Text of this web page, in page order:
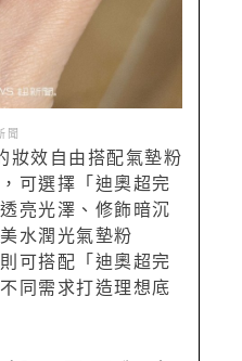
聞
妝效自由搭配氣墊粉
可選擇「迪奧超完
亮光澤、修飾暗沉
水潤光氣墊粉
可搭配「迪奧超完
同需求打造理想底